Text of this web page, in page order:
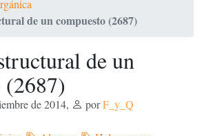
de un compuesto (2687)
de un
(2687)
de 2014, porF_y_Q